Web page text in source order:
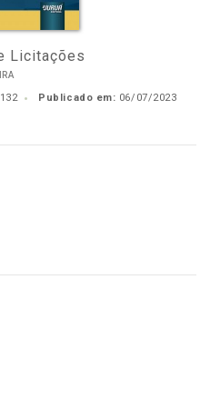
Licitações
132 Publicado em: 06/07/2023